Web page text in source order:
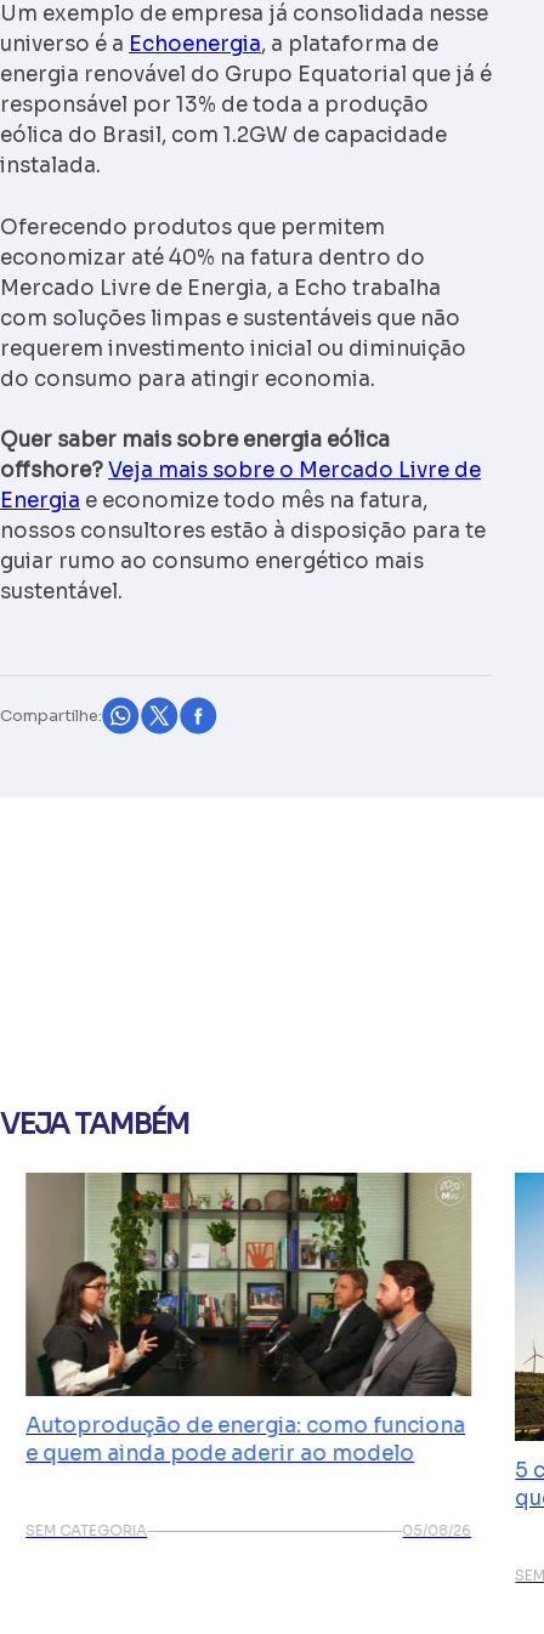
Um exemplo de empresa já consolidada nesse
universo é a Echoenergia, a plataforma de
energia renovável do Grupo Equatorial que já é
responsável por 13% de toda a produção
eólica do Brasil, com 1.2GW de capacidade
instalada.
Oferecendo produtos que permitem
economizar até 40% na fatura dentro do
Mercado Livre de Energia, a Echo trabalha
com soluções limpas e sustentáveis que não
requerem investimento inicial ou diminuição
do consumo para atingir economia.
Quer saber mais sobre energia eólica
offshore?Veja mais sobre o Mercado Livre de
Energia e economize todo mês na fatura,
nossos consultores estão à disposição para te
guiar rumo ao consumo energético mais
sustentável.
Compartilhe:
VEJA TAMBÉM
Autoprodução de energia: como funciona
e quem ainda pode aderir ao modelo
SEM CATEGORIA 05/08/26
5